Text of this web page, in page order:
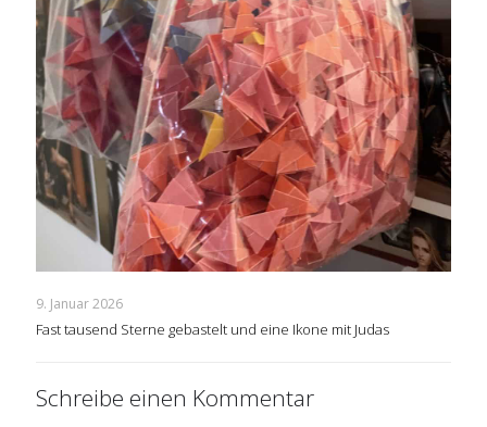
9. Januar 2026
Fast tausend Sterne gebastelt und eine Ikone mit Judas
Schreibe einen Kommentar